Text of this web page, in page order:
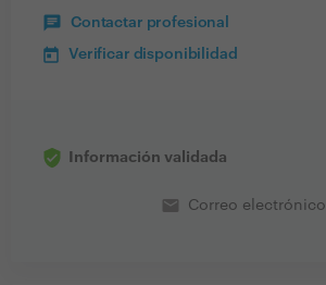
Contactar profesional
Verificar disponibilidad
Información validada
email Correo electrónico